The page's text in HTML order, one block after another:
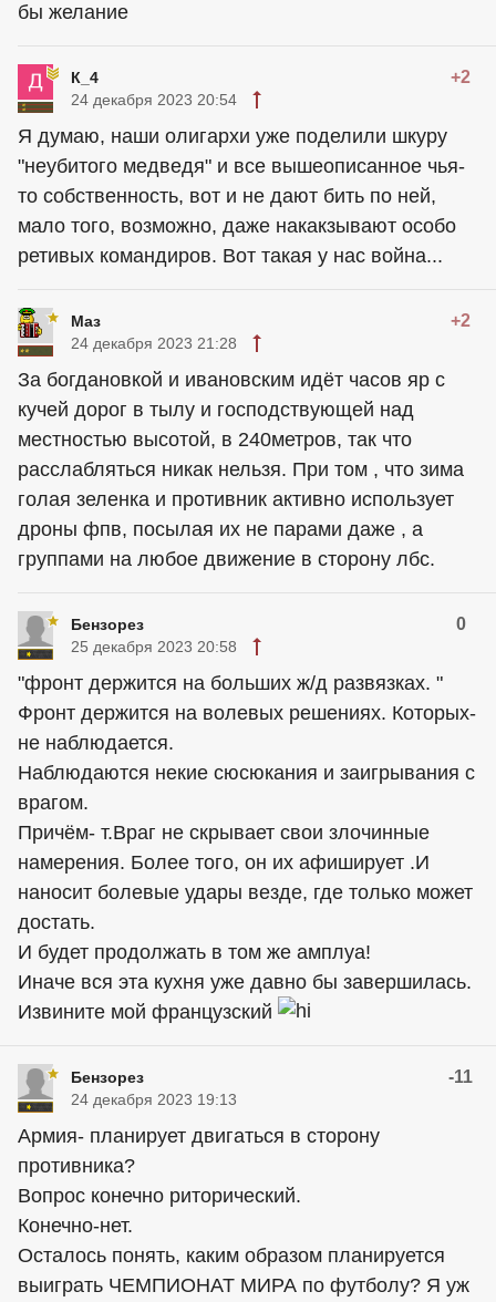
бы желание
К_4 +2
24 декабря 2023 20:54
Я думаю, наши олигархи уже поделили шкуру
"неубитого медведя" и все вышеописанное чья-
то собственность, вот и не дают бить по ней,
мало того, возможно, даже накакзывают особо
ретивых командиров. Вот такая у нас война...
Маз +2
24 декабря 2023 21:28
За богдановкой и ивановским идёт часов яр с
кучей дорог в тылу и господствующей над
местностью высотой, в 240метров, так что
расслабляться никак нельзя. При том , что зима
голая зеленка и противник активно использует
дроны фпв, посылая их не парами даже , а
группами на любое движение в сторону лбс.
Бензорез 0
25 декабря 2023 20:58
"фронт держится на больших ж/д развязках. "
Фронт держится на волевых решениях. Которых-
не наблюдается.
Наблюдаются некие сюсюкания и заигрывания с
врагом.
Причём- т.Враг не скрывает свои злочинные
намерения. Более того, он их афиширует .И
наносит болевые удары везде, где только может
достать.
И будет продолжать в том же амплуа!
Иначе вся эта кухня уже давно бы завершилась.
Извините мой французский
Бензорез -11
24 декабря 2023 19:13
Армия- планирует двигаться в сторону
противника?
Вопрос конечно риторический.
Конечно-нет.
Осталось понять, каким образом планируется
выиграть ЧЕМПИОНАТ МИРА по футболу? Я уж